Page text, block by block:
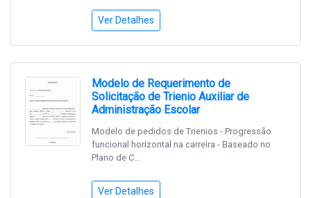
Ver Detalhes
Modelo de Requerimento de
Solicitação de Trienio Auxiliar de
Administração Escolar
Modelo de pedidos de Trienios - Progressão
funcional horizontal na carreira - Baseado no
Plano de C...
Ver Detalhes